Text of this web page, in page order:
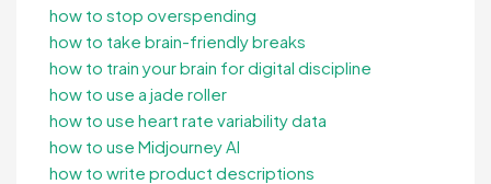
how to stop overspending
how to take brain-friendly breaks
how to train your brain for digital discipline
how to use a jade roller
how to use heart rate variability data
how to use Midjourney AI
how to write product descriptions